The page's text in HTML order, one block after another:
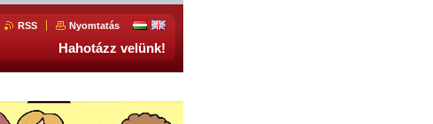
RSS Nyomtatás
Hahotázz velünk!